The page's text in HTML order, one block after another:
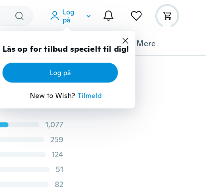
Log
på
Lås op for tilbud specielt til dig!
Log på
New to Wish? Tilmeld
Gadgets Værktøj Mere
Holdbar Mini 1PC Hot Sales Kam Hårbørste Cleaner Embeded Tool Salon Hjem Essential Farve Tilfældigt
1,077
259
124
51
82